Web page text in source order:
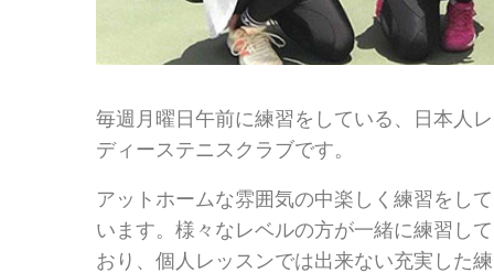
毎週月曜日午前に練習をしている、日本人レ
ディーステニスクラブです。
アットホームな雰囲気の中楽しく練習をして
います。様々なレベルの方が一緒に練習して
おり、個人レッスンでは出来ない充実した練